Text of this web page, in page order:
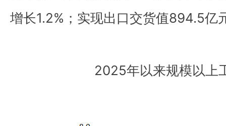
增长1.2%；实现出口交货值894.5亿
2025年以来规模以上